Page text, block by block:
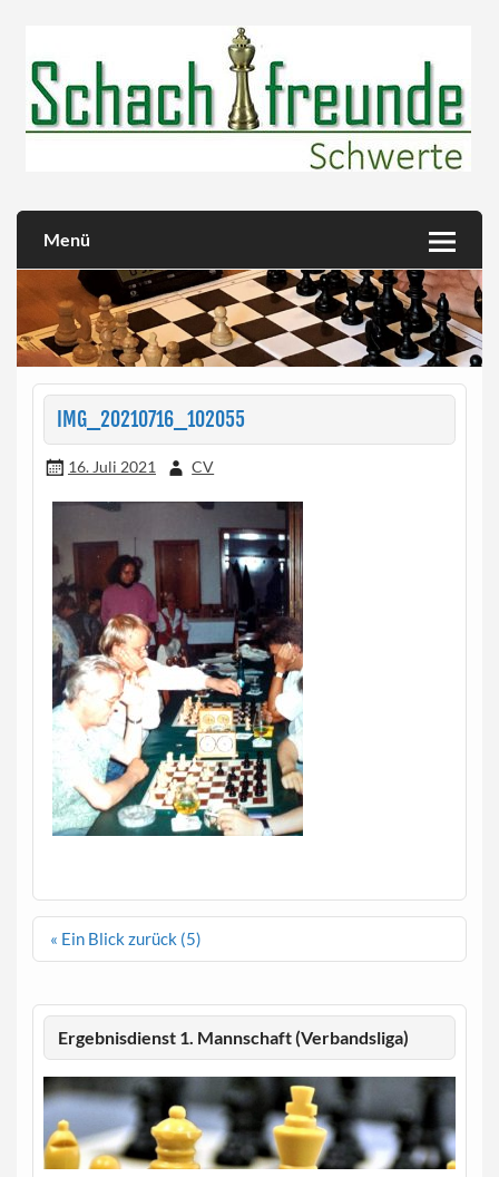
Menü
IMG_20210716_102055
16. Juli 2021 CV
Beitragsnavigation
« Ein Blick zurück (5)
Ergebnisdienst 1. Mannschaft (Verbandsliga)